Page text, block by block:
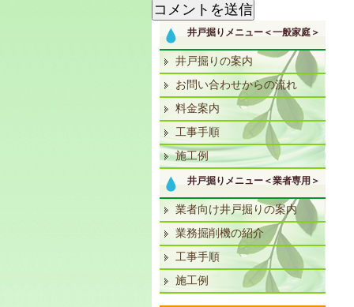
井戸掘りメニュー＜一般家庭＞
井戸掘りの案内
お問い合わせからの流れ
料金案内
工事手順
施工例
井戸掘りメニュー＜業者専用＞
業者向け井戸掘りの案内
業務掘削機の紹介
工事手順
施工例